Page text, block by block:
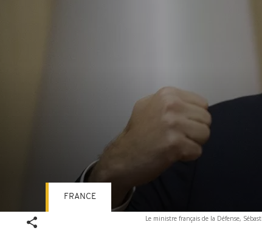
Le ministre français de la Défense,
FRANCE